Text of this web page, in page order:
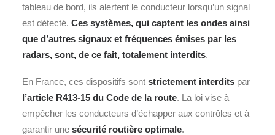
tableau de bord, ils alertent le conducteur lorsqu’un signal
est détecté. Ces systèmes, qui captent les ondes ainsi
que d’autres signaux et fréquences émises par les
radars, sont, de ce fait, totalement interdits.
En France, ces dispositifs sont strictement interdits par
l’article R413-15 du Code de la route. La loi vise à
empêcher les conducteurs d’échapper aux contrôles et à
garantir une sécurité routière optimale.